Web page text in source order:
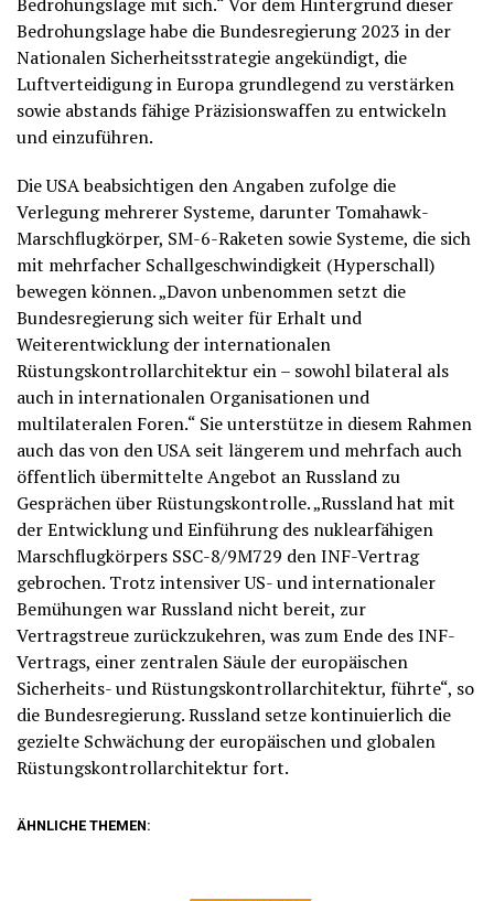
Bedrohungslage habe die Bundesregierung 2023 in der
Nationalen Sicherheitsstrategie angekündigt, die
Luftverteidigung in Europa grundlegend zu verstärken
sowie abstands fähige Präzisionswaffen zu entwickeln
und einzuführen.
Die USA beabsichtigen den Angaben zufolge die
Verlegung mehrerer Systeme, darunter Tomahawk-
Marschflugkörper, SM-6-Raketen sowie Systeme, die sich
mit mehrfacher Schallgeschwindigkeit (Hyperschall)
bewegen können. „Davon unbenommen setzt die
Bundesregierung sich weiter für Erhalt und
Weiterentwicklung der internationalen
Rüstungskontrollarchitektur ein – sowohl bilateral als
auch in internationalen Organisationen und
multilateralen Foren.“ Sie unterstütze in diesem Rahmen
auch das von den USA seit längerem und mehrfach auch
öffentlich übermittelte Angebot an Russland zu
Gesprächen über Rüstungskontrolle. „Russland hat mit
der Entwicklung und Einführung des nuklearfähigen
Marschflugkörpers SSC-8/9M729 den INF-Vertrag
gebrochen. Trotz intensiver US- und internationaler
Bemühungen war Russland nicht bereit, zur
Vertragstreue zurückzukehren, was zum Ende des INF-
Vertrags, einer zentralen Säule der europäischen
Sicherheits- und Rüstungskontrollarchitektur, führte“, so
die Bundesregierung. Russland setze kontinuierlich die
gezielte Schwächung der europäischen und globalen
Rüstungskontrollarchitektur fort.
ÄHNLICHE THEMEN: